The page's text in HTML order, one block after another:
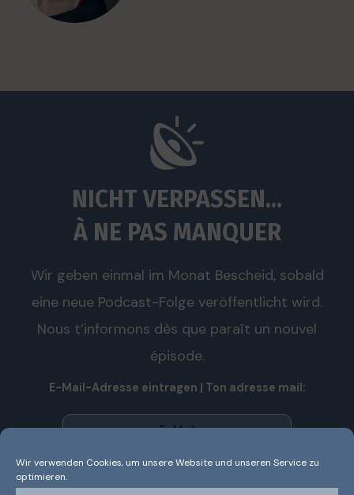
Wir verwenden Cookies, um unsere Website und unseren Service zu
optimieren.
NICHT VERPASSEN...
À NE PAS MANQUER
Wir geben einmal im Monat Bescheid, sobald
eine neue Podcast-Folge veröffentlicht wird.
Nous t’informons dès que paraît un nouvel
épisode.
E-Mail-Adresse eintragen | Ton adresse mail:
Wir senden keinen Spam! Nous n’envoyons pas de spam!